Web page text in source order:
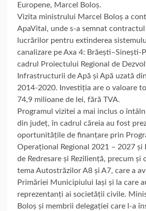
Europene, Marcel Boloș.
Vizita ministrului Marcel Boloș a
ApaVital, unde s-a semnat contractul
lucrărilor pentru extinderea
canalizare pe Axa 4: Brăești–Sinești-
cadrul Proiectului Regional de
Infrastructurii de Apă și Apă uzată
2014-2020. Investiția are o valoare
74,9 milioane de lei, fără TVA.
Programul vizitei a mai inclus o
din județ, în cadrul căreia au fost
oportunitățile de finanțare prin
Operațional Regional 2021 – 2027 și
de Redresare și Reziliență, precum și
tema Autostrăzilor A8 și A7, care a
Primăriei Municipiului Iași și la care
reprezentanți ai societății civile.
Boloș și membrii delegației care l-a